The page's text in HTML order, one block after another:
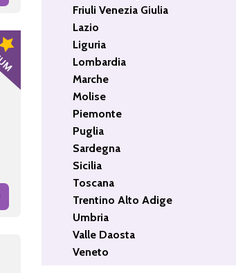
Friuli Venezia Giulia
Lazio
Liguria
Lombardia
Marche
Molise
Piemonte
Puglia
Sardegna
Sicilia
Toscana
Trentino Alto Adige
Umbria
Valle Daosta
Veneto